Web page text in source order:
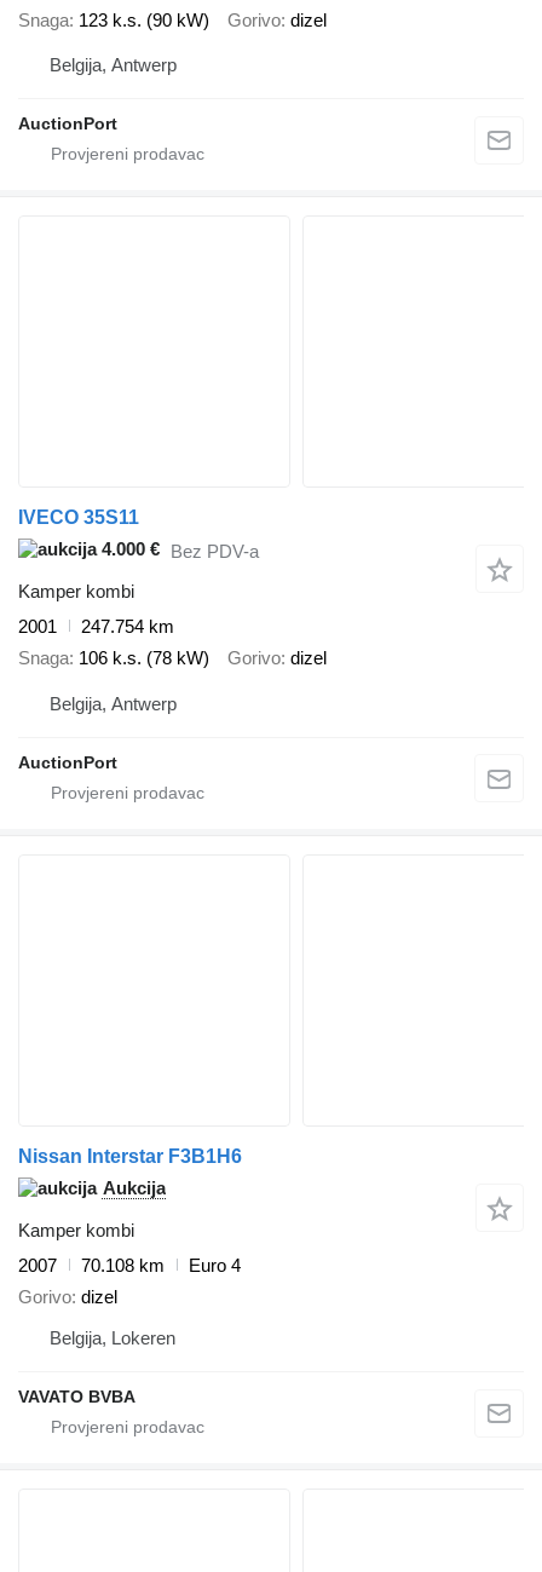
Snaga 123 k.s. (90 kW) Gorivo dizel
Belgija, Antwerp
AuctionPort
IVECO 35S11
4.000 € Bez PDV-a
Kamper kombi
2001
247.754 km
Snaga 106 k.s. (78 kW) Gorivo dizel
Belgija, Antwerp
AuctionPort
Nissan Interstar F3B1H6
Aukcija
Kamper kombi
2007
70.108 km
Euro 4
Gorivo dizel
Belgija, Lokeren
VAVATO BVBA